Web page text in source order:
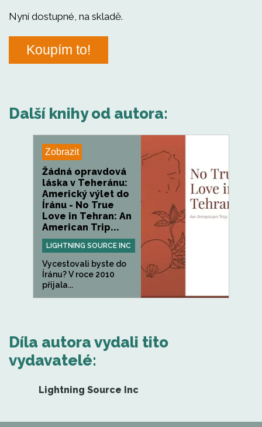
Nyní dostupné, na skladě.
Koupím to!
Další knihy od autora:
Zobrazit
Žádná opravdová
láska v Teheránu:
Americký výlet do
Íránu - No True
Love in Tehran: An
American Trip...
LIGHTNING SOURCE INC
Vycestovali byste do
Íránu? V roce 2010
přijala...
Díla autora vydali tito
vydavatelé:
Lightning Source Inc